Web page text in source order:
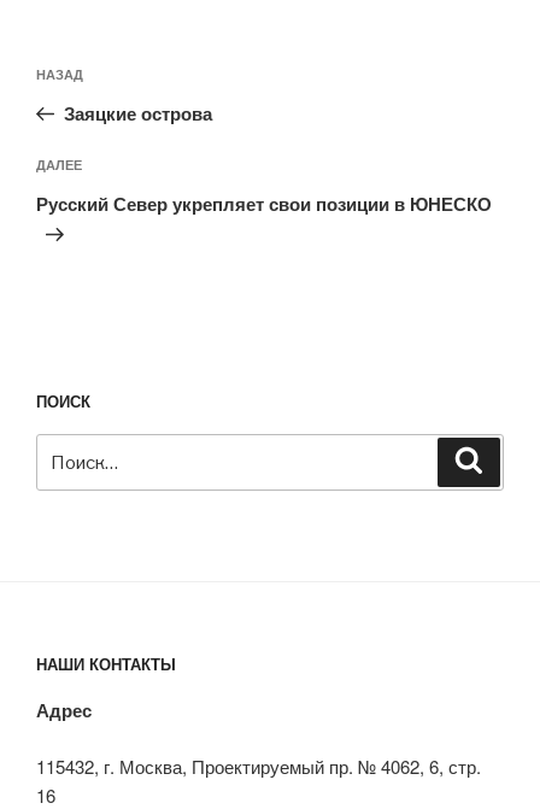
по
записям
Предыдущая
запись:
НАЗАД
Заяцкие острова
Следующая
запись
ДАЛЕЕ
Русский Север укрепляет свои позиции в ЮНЕСКО
ПОИСК
НАШИ КОНТАКТЫ
Адрес
115432, г. Москва, Проектируемый пр. № 4062, 6, стр.
16